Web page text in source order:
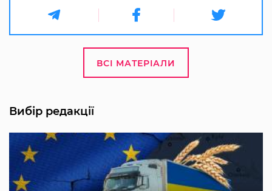
ВСІ МАТЕРІАЛИ
Вибір редакції